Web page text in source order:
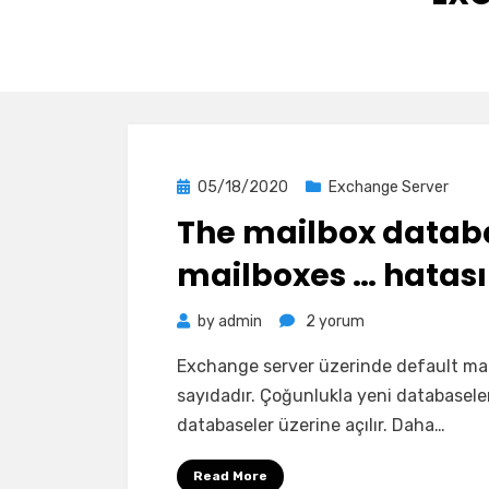
Posted
05/18/2020 Exchange Server
The mailbox
mailboxes … hatası
byadmin
The
database
contains
one
2 yorum
Exchange server üzerinde default
sayıdadır. Çoğunlukla yeni
databaseler üzerine açılır. Daha…
Read More